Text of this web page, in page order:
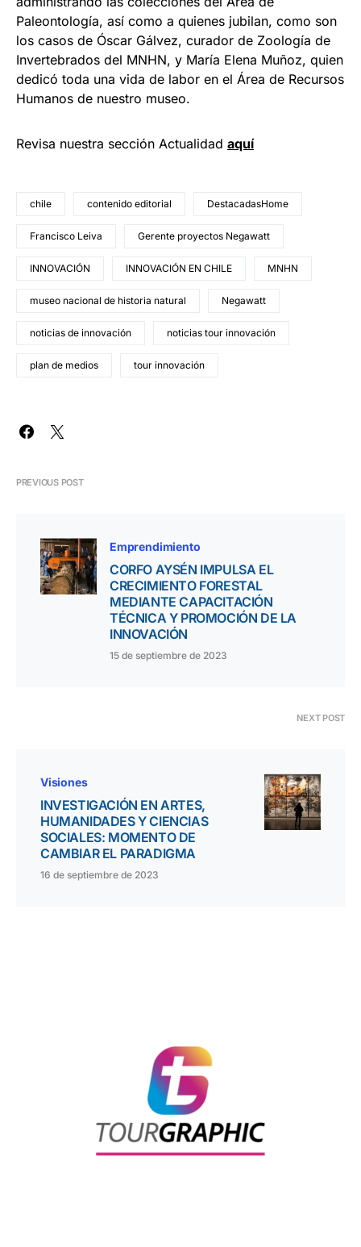
Paleontología, así como a quienes jubilan, como son
los casos de Óscar Gálvez, curador de Zoología de
Invertebrados del MNHN, y María Elena Muñoz, quien
dedicó toda una vida de labor en el Área de Recursos
Humanos de nuestro museo.
Revisa nuestra sección Actualidad aquí
chile contenido editorial DestacadasHome
Francisco Leiva Gerente proyectos Negawatt
INNOVACIÓN INNOVACIÓN EN CHILE MNHN
museo nacional de historia natural Negawatt
noticias de innovación noticias tour innovación
plan de medios tour innovación
PREVIOUS POST
Emprendimiento
CORFO AYSÉN IMPULSA EL
CRECIMIENTO FORESTAL
MEDIANTE CAPACITACIÓN
TÉCNICA Y PROMOCIÓN DE LA
INNOVACIÓN
15 de septiembre de 2023
NEXT POST
Visiones
INVESTIGACIÓN EN ARTES,
HUMANIDADES Y CIENCIAS
SOCIALES: MOMENTO DE
CAMBIAR EL PARADIGMA
16 de septiembre de 2023